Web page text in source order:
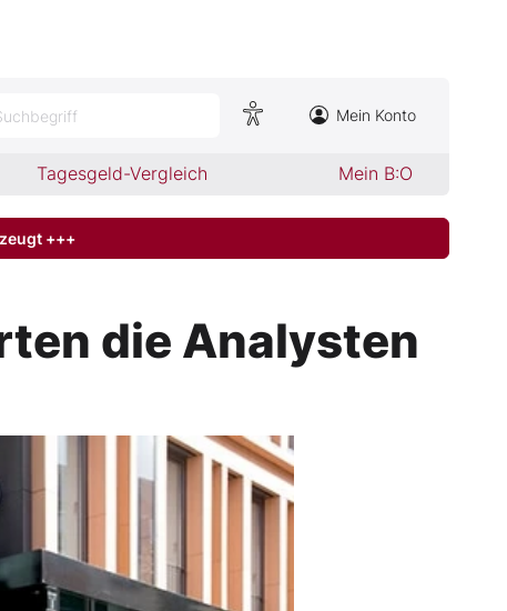
Mein Konto
Tagesgeld-Vergleich Mein B:O
+++
die Analysten